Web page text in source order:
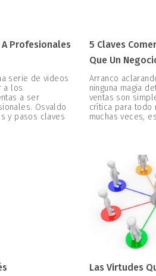
Profesionales
serie de videos
a los
a ser
Osvaldo
y pasos claves
5 Claves
Que Un
Arranco
ninguna magia
ventas son
crítica para todo
muchas veces,
Las Virtudes